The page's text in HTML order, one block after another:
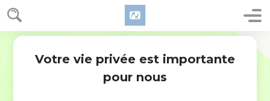
Votre vie privée est importante
pour nous